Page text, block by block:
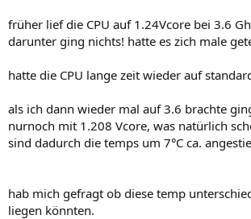
früher lief die CPU auf 1.24Vcore bei 3.6
darunter ging nichts! hatte es zich male
hatte die CPU lange zeit wieder auf
als ich dann wieder mal auf 3.6 brachte
nurnoch mit 1.208 Vcore, was natürlich
sind dadurch die temps um 7°C ca.
hab mich gefragt ob diese temp
liegen könnten.